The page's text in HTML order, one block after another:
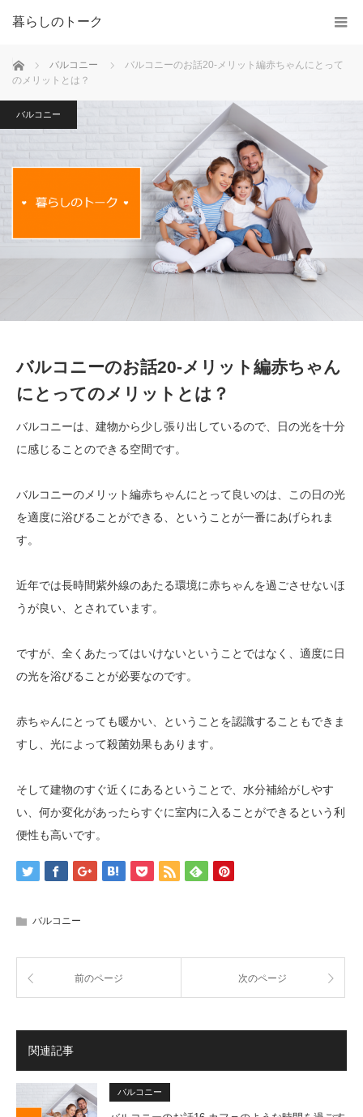
暮らしのトーク
ホーム バルコニー
バルコニーのお話20-メリット編赤ちゃんにとって
のメリットとは？
バルコニー
バルコニーのお話20-メリット編赤ちゃん
にとってのメリットとは？
バルコニーは、建物から少し張り出しているので、日の光を十分
に感じることのできる空間です。
バルコニーのメリット編赤ちゃんにとって良いのは、この日の光
を適度に浴びることができる、ということが一番にあげられま
す。
近年では長時間紫外線のあたる環境に赤ちゃんを過ごさせないほ
うが良い、とされています。
ですが、全くあたってはいけないということではなく、適度に日
の光を浴びることが必要なのです。
赤ちゃんにとっても暖かい、ということを認識することもできま
すし、光によって殺菌効果もあります。
そして建物のすぐ近くにあるということで、水分補給がしやす
い、何か変化があったらすぐに室内に入ることができるという利
便性も高いです。
バルコニー
前のページ 次のページ
関連記事
バルコニー